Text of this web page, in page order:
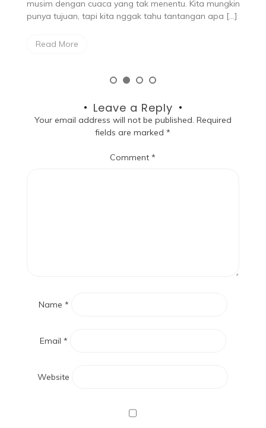
Read More
Leave a Reply
Your email address will not be published. Required
fields are marked*
Comment*
Name *
Email *
Website